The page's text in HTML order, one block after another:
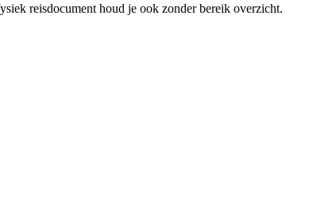
reisdocument houd je ook zonder bereik overzicht.